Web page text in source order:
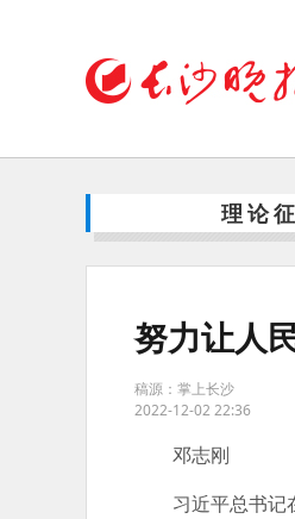
理论
努力让人
稿源：掌上长沙
2022-12-02 22:36
邓志刚
习近平总书记